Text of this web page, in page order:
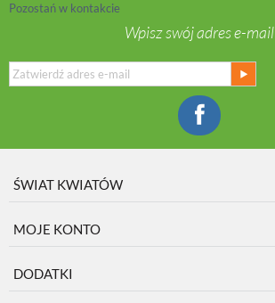
Pozostań w kontakcie
Wpisz swój adres e-mail
ŚWIAT KWIATÓW
MOJE KONTO
DODATKI